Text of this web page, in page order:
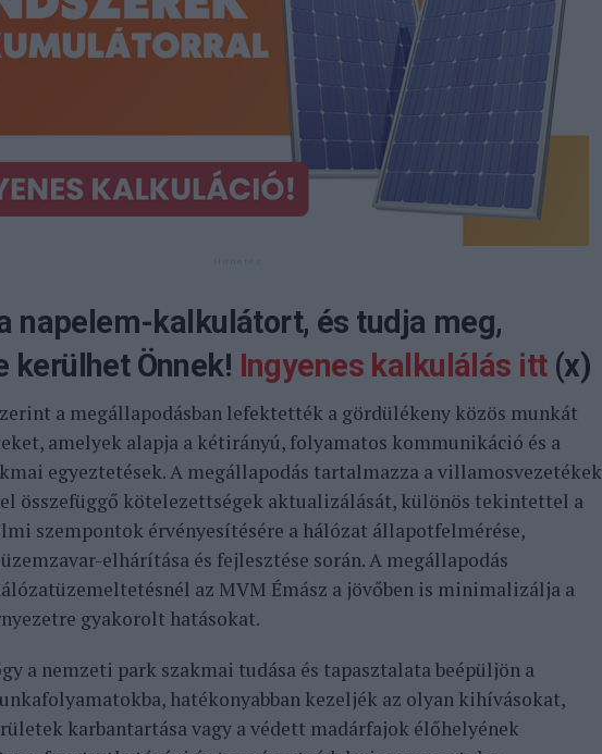
napelem-kalkulátort, és tudja meg,
kerülhet Önnek! Ingyenes kalkulálás itt (x)
a megállapodásban lefektették a gördülékeny közös munkát
amelyek alapja a kétirányú, folyamatos kommunikáció és a
egyeztetések. A megállapodás tartalmazza a villamosvezetékek
összefüggő kötelezettségek aktualizálását, különös tekintettel a
szempontok érvényesítésére a hálózat állapotfelmérése,
elhárítása és fejlesztése során. A megállapodás
az MVM Émász a jövőben is minimalizálja a
gyakorolt hatásokat.
a nemzeti park szakmai tudása és tapasztalata beépüljön a
hatékonyabban kezeljék az olyan kihívásokat,
karbantartása vagy a védett madárfajok élőhelyének